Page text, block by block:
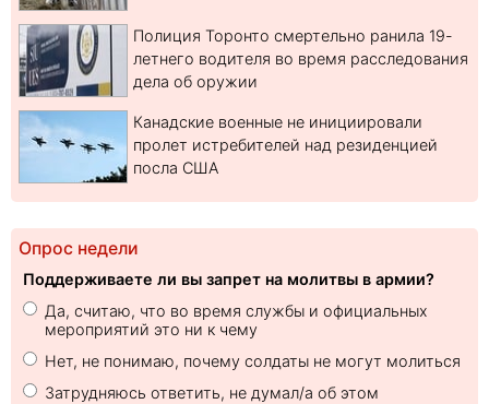
Полиция Торонто смертельно ранила 19-
летнего водителя во время расследования
дела об оружии
Канадские военные не инициировали
пролет истребителей над резиденцией
посла США
Опрос недели
Поддерживаете ли вы запрет на молитвы в армии?
Да, считаю, что во время службы и официальных
мероприятий это ни к чему
Нет, не понимаю, почему солдаты не могут молиться
Затрудняюсь ответить, не думал/а об этом